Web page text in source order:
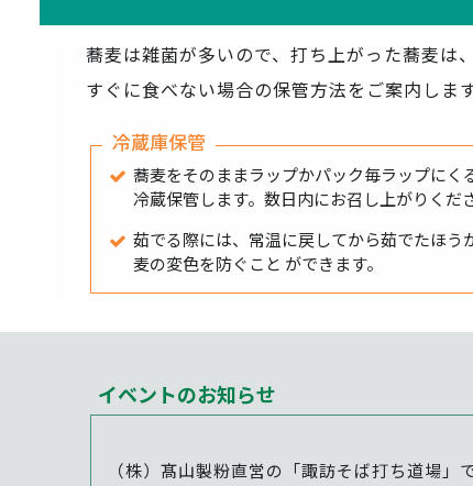
蕎麦は雑菌が多いので、打ち上がった蕎麦は
すぐに食べない場合の保管方法をご案内します
冷蔵庫保管
蕎麦をそのままラップかパック毎ラップにく
冷蔵保管します。数日内にお召し上がりくだ
茹でる際には、常温に戻してから茹でたほう
麦の変色を防ぐこと ができます。
イベントのお知らせ
（株）髙山製粉直営の「諏訪そば打ち道場」